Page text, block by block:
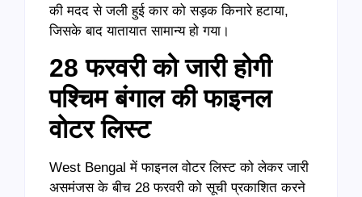
की मदद से जली हुई कार को सड़क किनारे हटाया,
जिसके बाद यातायात सामान्य हो गया।
28 फरवरी को जारी होगी
पश्चिम बंगाल की फाइनल
वोटर लिस्ट
West Bengal में फाइनल वोटर लिस्ट को लेकर जारी
असमंजस के बीच 28 फरवरी को सूची प्रकाशित करने